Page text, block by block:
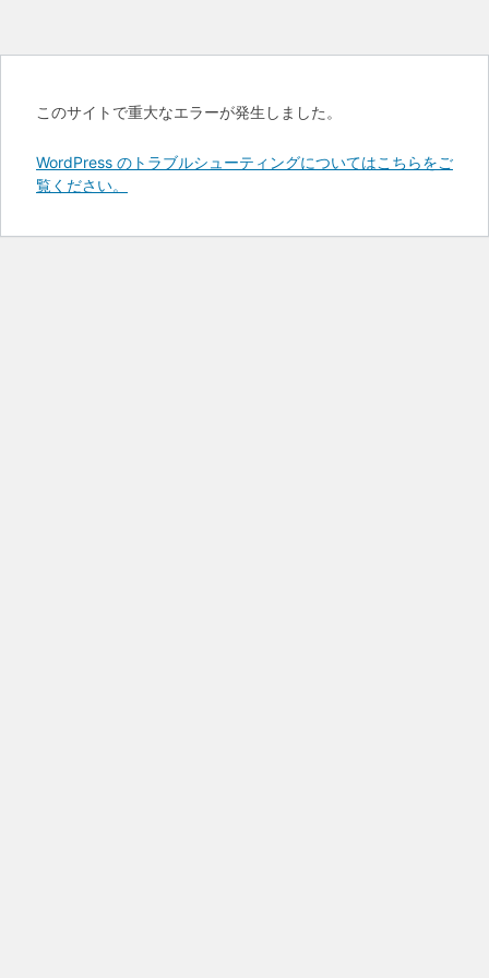
このサイトで重大なエラーが発生しました。
WordPress のトラブルシューティングについてはこちらをご
覧ください。